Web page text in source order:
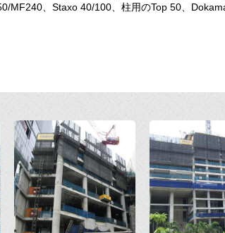
MF240、Staxo 40/100、柱用のTop 50、
Open